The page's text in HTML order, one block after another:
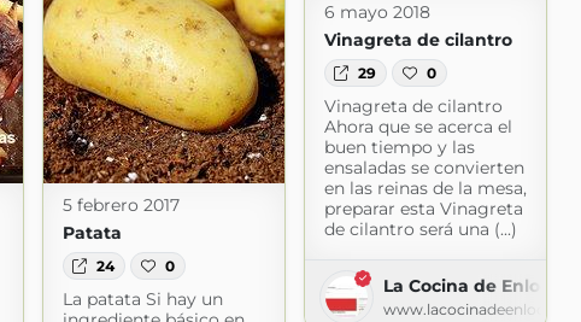
6 mayo 2018
Vinagreta de cilantro
29 0
Vinagreta de cilantro
Ahora que se acerca el
buen tiempo y las
ensaladas se convierten
en las reinas de la mesa,
preparar esta Vinagreta
de cilantro será una (...)
La Cocina de Enloqui
5 febrero 2017
Patata
24 0
La patata Si hay un